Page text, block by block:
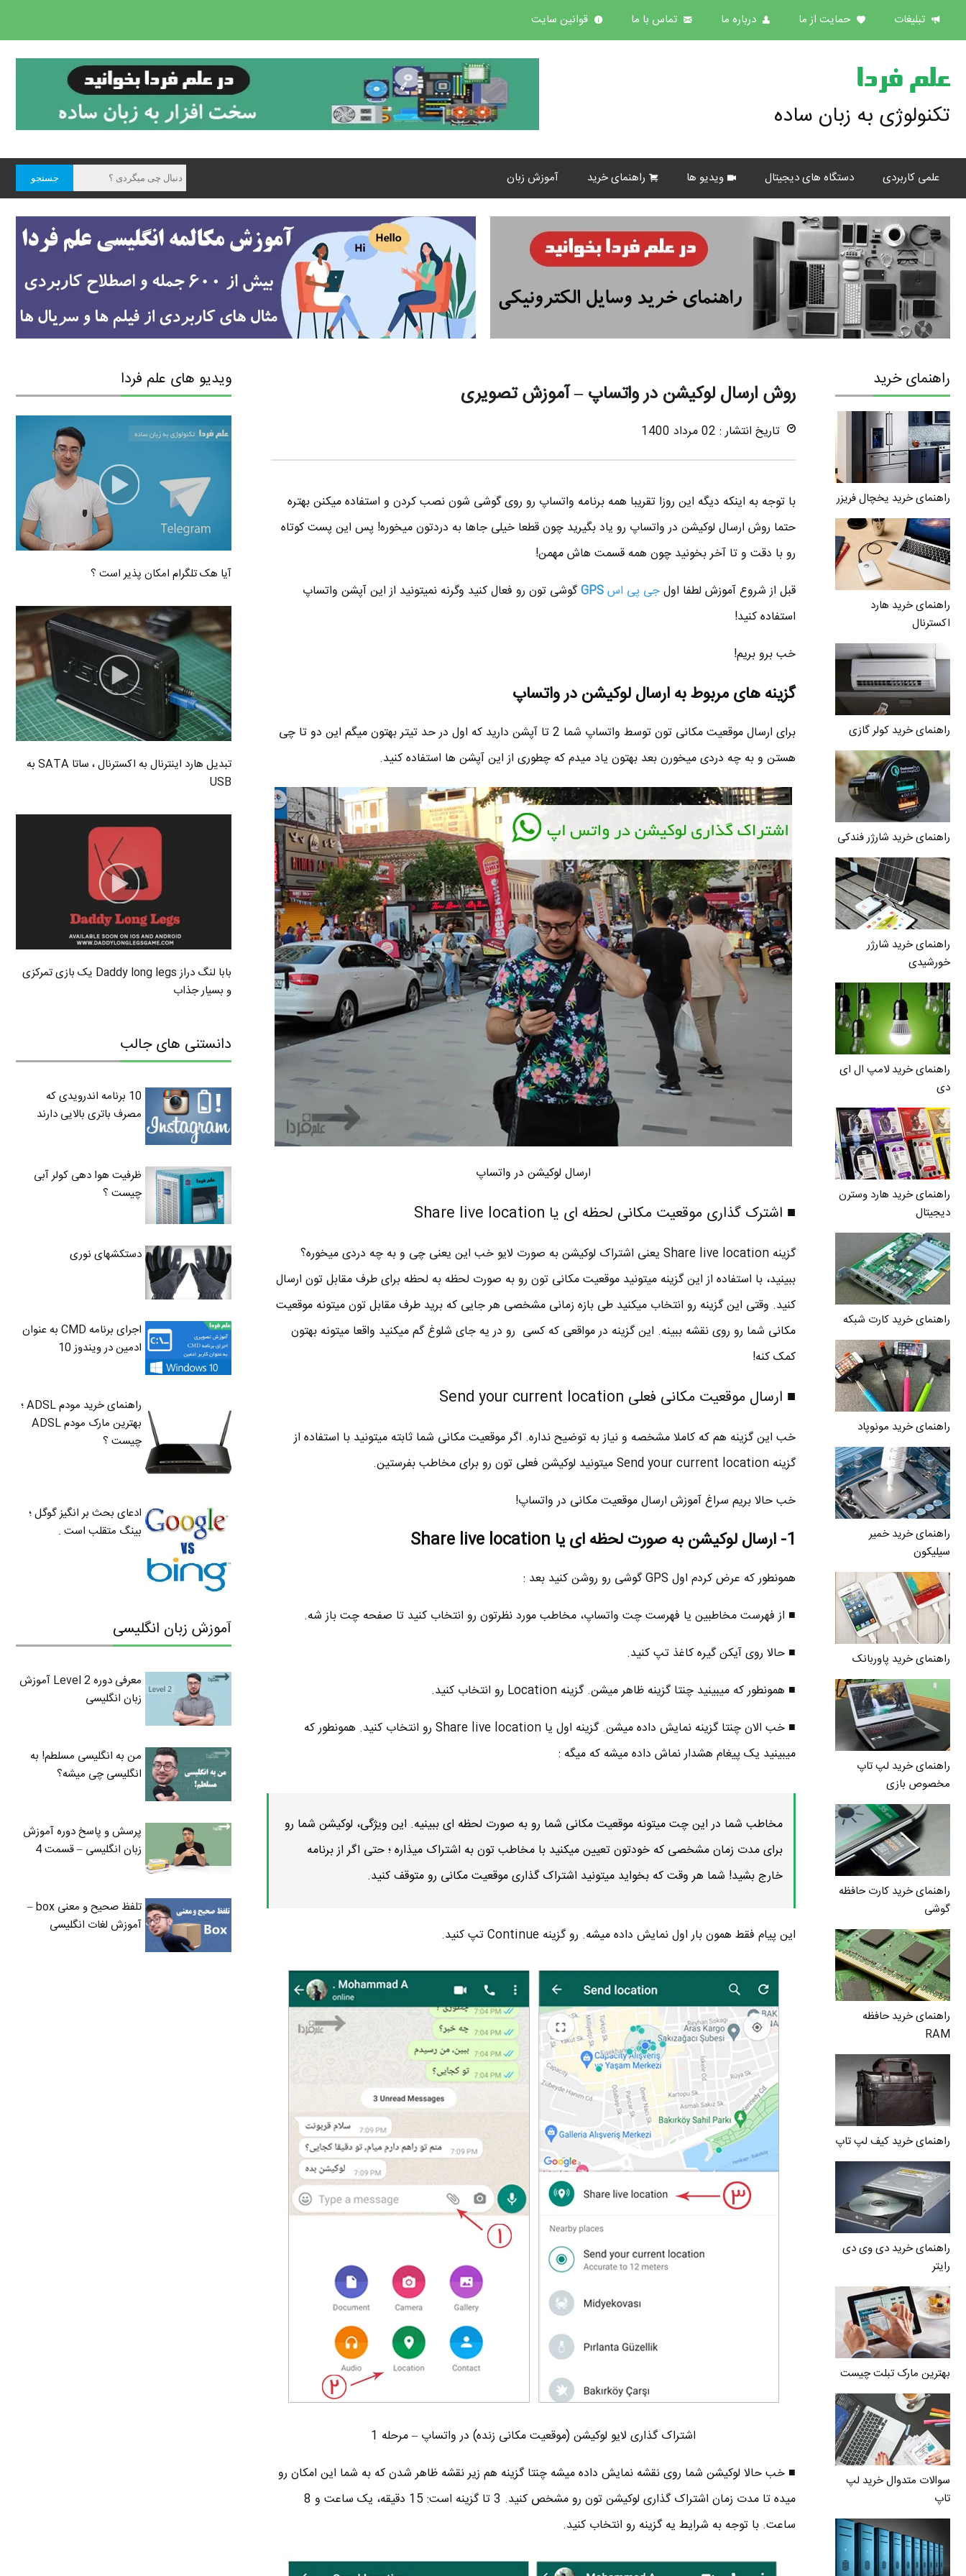
تبلیغات حمایت از ما درباره ما تماس با ما قوانین سایت
علم فردا
تکنولوژی به زبان ساده
علمی کاربردی دستگاه های دیجیتال ویدیو ها راهنمای خرید آموزش زبان
راهنمای خرید
راهنمای خرید یخچال فریزر
راهنمای خرید هارد
اکسترنال
راهنمای خرید کولر گازی
راهنمای خرید شارژر فندکی
راهنمای خرید شارژر
خورشیدی
راهنمای خرید لامپ ال ای
دی
راهنمای خرید هارد وسترن
دیجیتال
راهنمای خرید کارت شبکه
راهنمای خرید مونوپاد
راهنمای خرید خمیر
سیلیکون
راهنمای خرید پاوربانک
راهنمای خرید لپ تاپ
مخصوص بازی
راهنمای خرید کارت حافظه
گوشی
راهنمای خرید حافظه
RAM
راهنمای خرید کیف لپ تاپ
راهنمای خرید دی وی دی
رایتر
بهترین مارک تبلت چیست
سوالات متدوال خرید لپ
تاپ
روش ارسال لوکیشن در واتساپ – آموزش تصویری
تاریخ انتشار : 02 مرداد 1400
با توجه به اینکه دیگه این روزا تقریبا همه برنامه واتساپ رو روی گوشی شون نصب کردن و استفاده میکنن بهتره
حتما روش ارسال لوکیشن در واتساپ رو یاد بگیرید چون قطعا خیلی جاها به دردتون میخوره! پس این پست کوتاه
رو با دقت و تا آخر بخونید چون همه قسمت هاش مهمن!
قبل از شروع آموزش لطفا اولجی پی اسGPSگوشی تون رو فعال کنید وگرنه نمیتونید از این آپشن واتساپ
استفاده کنید!
خب برو بریم!
گزینه های مربوط به ارسال لوکیشن در واتساپ
برای ارسال موقعیت مکانی تون توسط واتساپ شما 2 تا آپشن دارید که اول در حد تیتر بهتون میگم این دو تا چی
هستن و به چه دردی میخورن بعد بهتون یاد میدم که چطوری از این آپشن ها استفاده کنید.
ارسال لوکیشن در واتساپ
■ اشترک گذاری موقعیت مکانی لحظه ای یا Share live location
گزینه Share live location یعنی اشتراک لوکیشن به صورت لایو خب این یعنی چی و به چه دردی میخوره؟
ببینید، با استفاده از این گزینه میتونید موقعیت مکانی تون رو به صورت لحظه به لحظه برای طرف مقابل تون ارسال
کنید. وقتی این گزینه رو انتخاب میکنید طی بازه زمانی مشخصی هر جایی که برید طرف مقابل تون میتونه موقعیت
مکانی شما رو روی نقشه ببینه. این گزینه در مواقعی که کسی رو در یه جای شلوغ گم میکنید واقعا میتونه بهتون
کمک کنه!
■ ارسال موقعیت مکانی فعلی Send your current location
خب این گزینه هم که کاملا مشخصه و نیاز به توضیح نداره. اگر موقعیت مکانی شما ثابته میتونید با استفاده از
گزینه Send your current location میتونید لوکیشن فعلی تون رو برای مخاطب بفرستین.
خب حالا بریم سراغ آموزش ارسال موقعیت مکانی در واتساپ!
1- ارسال لوکیشن به صورت لحظه ای یا Share live location
همونطور که عرض کردم اول GPS گوشی رو روشن کنید بعد :
■ از فهرست مخاطبین یا فهرست چت واتساپ، مخاطب مورد نظرتون رو انتخاب کنید تا صفحه چت باز شه.
■ حالا روی آیکن گیره کاغذ تپ کنید.
■ همونطور که میبینید چنتا گزینه ظاهر میشن. گزینه Location رو انتخاب کنید.
■ خب الان چنتا گزینه نمایش داده میشن. گزینه اول یا Share live location رو انتخاب کنید. همونطور که
میبینید یک پیغام هشدار نماش داده میشه که میگه :
مخاطب شما در این چت میتونه موقعیت مکانی شما رو به صورت لحظه ای ببینیه. این ویژگی، لوکیشن شما رو
برای مدت زمان مشخصی که خودتون تعیین میکنید با مخاطب تون به اشتراک میذاره ؛ حتی اگر از برنامه
خارج بشید! شما هر وقت که بخواید میتونید اشتراک گذاری موقعیت مکانی رو متوقف کنید.
این پیام فقط همون بار اول نمایش داده میشه. رو گزینه Continue تپ کنید.
اشتراک گذاری لایو لوکیشن (موقعیت مکانی زنده) در واتساپ – مرحله 1
■ خب حالا لوکیشن شما روی نقشه نمایش داده میشه چنتا گزینه هم زیر نقشه ظاهر شدن که به شما این امکان رو
میده تا مدت زمان اشتراک گذاری لوکیشن تون رو مشخص کنید. 3 تا گزینه است: 15 دقیقه، یک ساعت و 8
ساعت. با توجه به شرایط یه گزینه رو انتخاب کنید.
ویدیو های علم فردا
آیا هک تلگرام امکان پذیر است ؟
تبدیل هارد اینترنال به اکسترنال ، ساتا SATA به
USB
بابا لنگ دراز Daddy long legs یک بازی تمرکزی
و بسیار جذاب
دانستنی های جالب
10 برنامه اندرویدی که
مصرف باتری بالایی دارند
ظرفیت هوا دهی کولر آبی
چیست ؟
دستکشهای نوری
اجرای برنامه CMD به عنوان
ادمین در ویندوز 10
راهنمای خرید مودم ADSL ؛
بهترین مارک مودم ADSL
چیست ؟
ادعای بحث بر انگیز گوگل ؛
بینگ متقلب است .
آموزش زبان انگلیسی
معرفی دوره Level 2 آموزش
زبان انگلیسی
من به انگلیسی مسلطم! به
انگلیسی چی میشه؟
پرسش و پاسخ دوره آموزش
زبان انگلیسی – قسمت 4
تلفظ صحیح و معنی box –
آموزش لغات انگلیسی